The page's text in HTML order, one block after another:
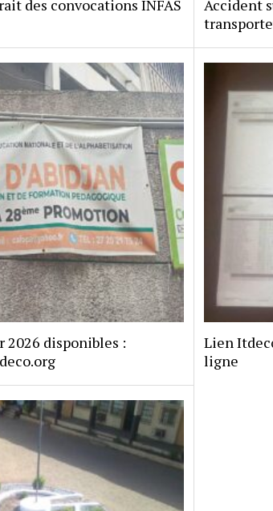
des convocations INFAS
Accident
2026 disponibles :
Lien
ligne